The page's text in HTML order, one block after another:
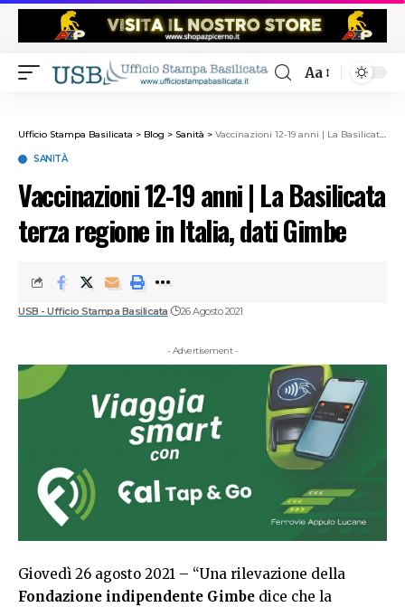
Aa
Ufficio Stampa Basilicata > Blog > Sanità > Vaccinazioni 12-19 anni | La Basilicata terza regione in Italia, dati Gimbe
SANITÀ
Vaccinazioni 12-19 anni | La Basilicata
terza regione in Italia, dati Gimbe
USB - Ufficio Stampa Basilicata 26 Agosto 2021
- Advertisement -
Giovedì 26 agosto 2021 – “Una rilevazione della
Fondazione indipendente Gimbe dice che la